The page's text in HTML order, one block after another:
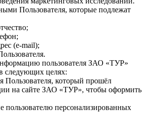
Пользователя, которые подлежат
(e-mail);
пользователя ЗАО «ТУР»
следующих целях:
Пользователя, который прошёл
на сайте ЗАО «ТУР», чтобы оформить
пользователю персонализированных